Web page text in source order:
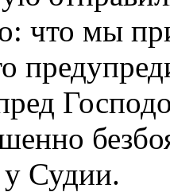
что мы
у Судии.